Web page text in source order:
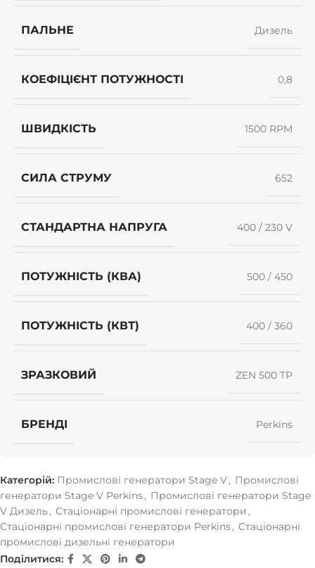
ПАЛЬНЕ Дизель
КОЕФІЦІЄНТ ПОТУЖНОСТІ 0,8
ШВИДКІСТЬ 1500 RPM
СИЛА СТРУМУ 652
СТАНДАРТНА НАПРУГА 400 / 230 V
ПОТУЖНІСТЬ (КВА) 500 / 450
ПОТУЖНІСТЬ (КВТ) 400 / 360
ЗРАЗКОВИЙ ZEN 500 TP
БРЕНДІ Perkins
Категорій: Промислові генератори Stage V, Промислові
генератори Stage V Perkins, Промислові генератори Stage
V Дизель, Стаціонарні промислові генератори ,
Стаціонарні промислові генератори Perkins, Стаціонарні
промислові дизельні генератори
Поділитися: